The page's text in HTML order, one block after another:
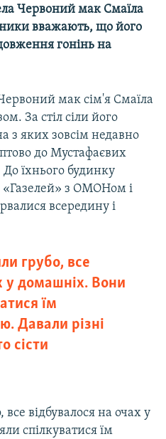
Червоний мак Смаїла
вважають, що його
гонінь на
мак сім'я Смаїла
За стіл сіли його
з яких зовсім недавно
до Мустафаєвих
До їхнього будинку
«Газелей» з ОМОНом і
всередину і
грубо, все
у домашніх. Вони
їм
Давали різні
сісти
відбувалося на очах у
спілкуватися їм